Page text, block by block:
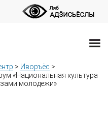
> Иворъёс >
«Национальная культура
молодежи»